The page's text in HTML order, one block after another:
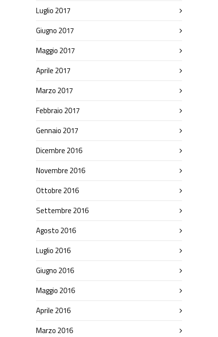
Luglio 2017
Giugno 2017
Maggio 2017
Aprile 2017
Marzo 2017
Febbraio 2017
Gennaio 2017
Dicembre 2016
Novembre 2016
Ottobre 2016
Settembre 2016
Agosto 2016
Luglio 2016
Giugno 2016
Maggio 2016
Aprile 2016
Marzo 2016